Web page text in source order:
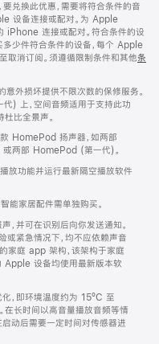
兑换此优惠，需要将符合条件的音
设备连接或配对。为 Apple
iPhone 连接或配对。符合条件的设
多少件符合条件的设备，每个 Apple
取消订阅。须遵循限制条件和其他条
外损坏提供不限次数的保修服务。
上，空间音频适用于支持此功
比全景声。
HomePod 扬声器，如两部
两部 HomePod (第一代)。
放功能并运行最新隔空播放软件
家居配件需单独购买。
，并可在识别后向你发送通知。
或紧急情况下，均不应依赖声音
家庭 app 架构，该架构于家庭
Apple 设备均使用最新版本软
，即环境温度约为 15ºC 至
长时间以高音量播放音频等情
动后需要一定时间对传感器进